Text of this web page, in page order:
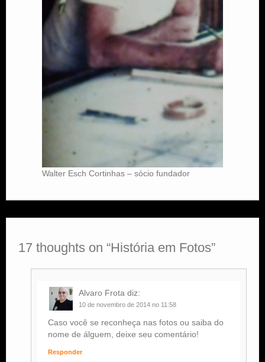
Walter Esch Cortinhas – sócio fundador
17 thoughts on “História em Fotos”
Alvaro Frota diz:
10 de novembro de 2014 no 11:58
Caso você se reconheça nas fotos ou saiba do
nome de álguem, deixe seu comentário!
Responder